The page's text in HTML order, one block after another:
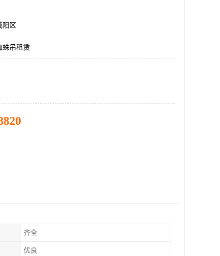
阳区
蛛吊租赁
齐全
优良